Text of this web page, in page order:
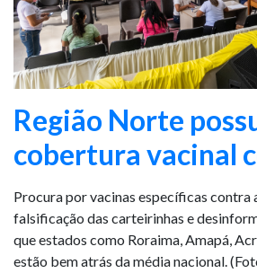
Região Norte
cobertura vacinal
Procura por vacinas específicas contra
falsificação das carteirinhas e
que estados como Roraima, Amapá,
estão bem atrás da média nacional.